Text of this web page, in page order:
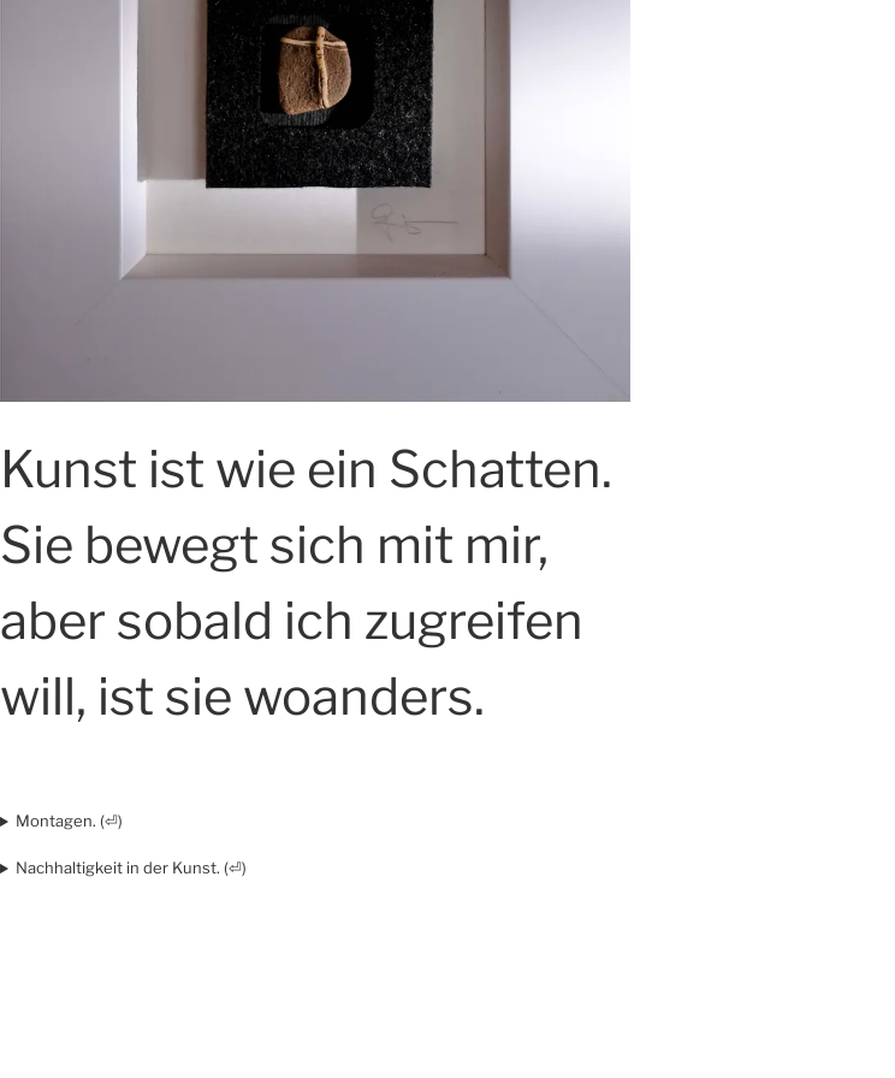
Kunst ist wie ein Schatten.
Sie bewegt sich mit mir,
aber sobald ich zugreifen
will, ist sie woanders.
Montagen. (⏎)
Nachhaltigkeit in der Kunst. (⏎)